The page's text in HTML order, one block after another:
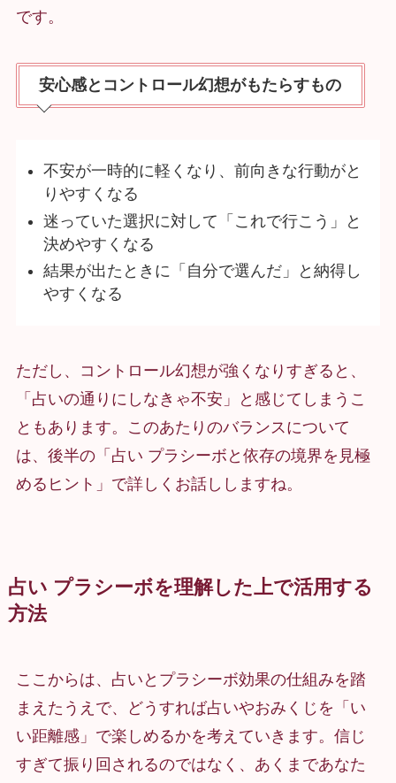
です。
安心感とコントロール幻想がもたらすもの
不安が一時的に軽くなり、前向きな行動がと
りやすくなる
迷っていた選択に対して「これで行こう」と
決めやすくなる
結果が出たときに「自分で選んだ」と納得し
やすくなる
ただし、コントロール幻想が強くなりすぎると、
「占いの通りにしなきゃ不安」と感じてしまうこ
ともあります。このあたりのバランスについて
は、後半の「占い プラシーボと依存の境界を見極
めるヒント」で詳しくお話ししますね。
占い プラシーボを理解した上で活用する
方法
ここからは、占いとプラシーボ効果の仕組みを踏
まえたうえで、どうすれば占いやおみくじを「い
い距離感」で楽しめるかを考えていきます。信じ
すぎて振り回されるのではなく、あくまであなた